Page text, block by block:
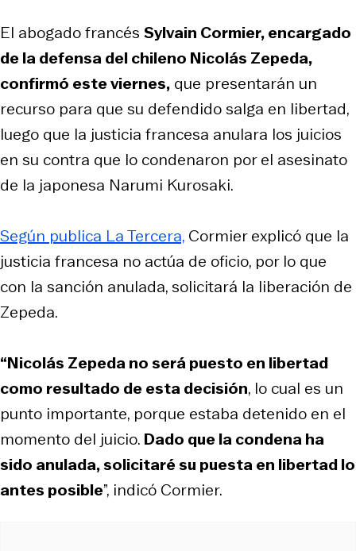
El abogado francés Sylvain Cormier, encargado
de la defensa del chileno Nicolás Zepeda,
confirmó este viernes, que presentarán un
recurso para que su defendido salga en libertad,
luego que la justicia francesa anulara los juicios
en su contra que lo condenaron por el asesinato
de la japonesa Narumi Kurosaki.
Según publica La Tercera, Cormier explicó que la
justicia francesa no actúa de oficio, por lo que
con la sanción anulada, solicitará la liberación de
Zepeda.
“Nicolás Zepeda no será puesto en libertad
como resultado de esta decisión, lo cual es un
punto importante, porque estaba detenido en el
momento del juicio. Dado que la condena ha
sido anulada, solicitaré su puesta en libertad lo
antes posible”, indicó Cormier.